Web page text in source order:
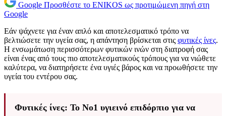
Google Προσθέστε το ENIKOS ως προτιμώμενη πηγή στη
Google
Εάν ψάχνετε για έναν απλό και αποτελεσματικό τρόπο να
βελτιώσετε την υγεία σας, η απάντηση βρίσκεται στις φυτικές ίνες.
Η ενσωμάτωση περισσότερων φυτικών ινών στη διατροφή σας
είναι ένας από τους πιο αποτελεσματικούς τρόπους για να νιώθετε
καλύτερα, να διατηρήσετε ένα υγιές βάρος και να προωθήσετε την
υγεία του εντέρου σας.
Φυτικές ίνες: Το Νο1 υγιεινό επιδόρπιο για να